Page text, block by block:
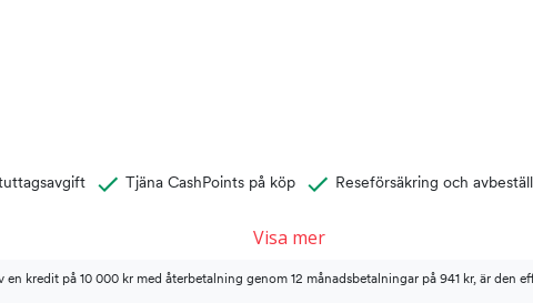
Tjäna CashPoints på köp Reseförsäkring och
Visa mer
kredit på 10 000 kr med återbetalning genom 12 månadsbetalningar på 941 kr, är den